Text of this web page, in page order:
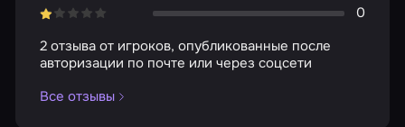
0
2 отзыва от игроков, опубликованные после
авторизации по почте или через соцсети
Все отзывы